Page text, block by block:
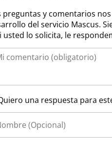
preguntas y comentarios
del servicio Mascus.
usted lo solicita, le
una respuesta para